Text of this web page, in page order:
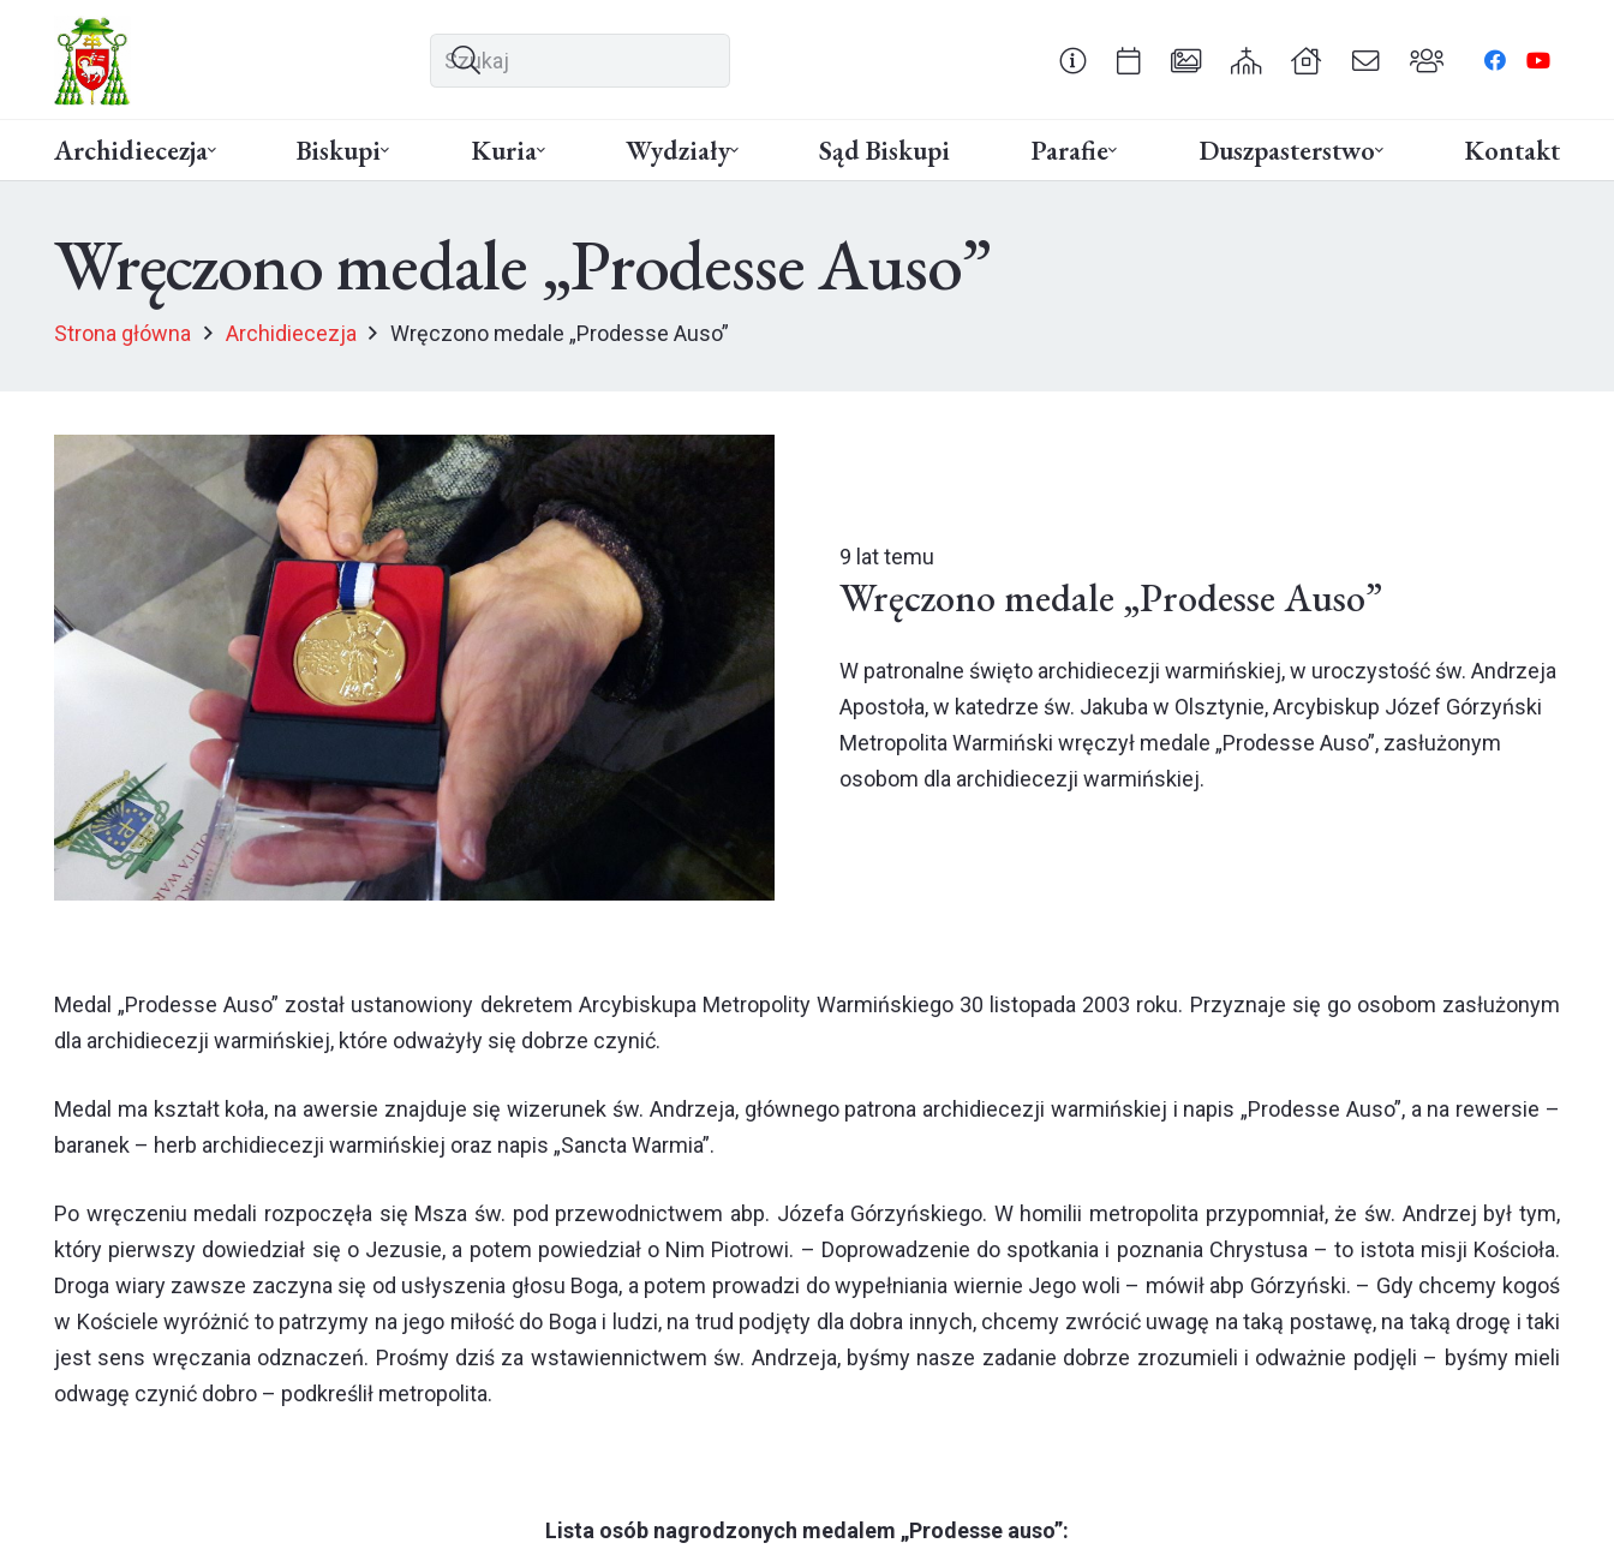
Archidiecezja Biskupi Kuria Wydziały Sąd Biskupi Parafie Duszpasterstwo Kontakt
Wręczono medale „Prodesse Auso”
Strona główna Archidiecezja Wręczono medale „Prodesse Auso”
9 lat temu
Wręczono medale „Prodesse Auso”
W patronalne święto archidiecezji warmińskiej, w uroczystość św. Andrzeja
Apostoła, w katedrze św. Jakuba w Olsztynie, Arcybiskup Józef Górzyński
Metropolita Warmiński wręczył medale „Prodesse Auso”, zasłużonym
osobom dla archidiecezji warmińskiej.
Medal „Prodesse Auso” został ustanowiony dekretem Arcybiskupa Metropolity Warmińskiego 30 listopada 2003 roku. Przyznaje się go osobom zasłużonym
dla archidiecezji warmińskiej, które odważyły się dobrze czynić.
Medal ma kształt koła, na awersie znajduje się wizerunek św. Andrzeja, głównego patrona archidiecezji warmińskiej i napis „Prodesse Auso”, a na rewersie –
baranek – herb archidiecezji warmińskiej oraz napis „Sancta Warmia”.
Po wręczeniu medali rozpoczęła się Msza św. pod przewodnictwem abp. Józefa Górzyńskiego. W homilii metropolita przypomniał, że św. Andrzej był tym,
który pierwszy dowiedział się o Jezusie, a potem powiedział o Nim Piotrowi. – Doprowadzenie do spotkania i poznania Chrystusa – to istota misji Kościoła.
Droga wiary zawsze zaczyna się od usłyszenia głosu Boga, a potem prowadzi do wypełniania wiernie Jego woli – mówił abp Górzyński. – Gdy chcemy kogoś
w Kościele wyróżnić to patrzymy na jego miłość do Boga i ludzi, na trud podjęty dla dobra innych, chcemy zwrócić uwagę na taką postawę, na taką drogę i taki
jest sens wręczania odznaczeń. Prośmy dziś za wstawiennictwem św. Andrzeja, byśmy nasze zadanie dobrze zrozumieli i odważnie podjęli – byśmy mieli
odwagę czynić dobro – podkreślił metropolita.
Lista osób nagrodzonych medalem „Prodesse auso”: